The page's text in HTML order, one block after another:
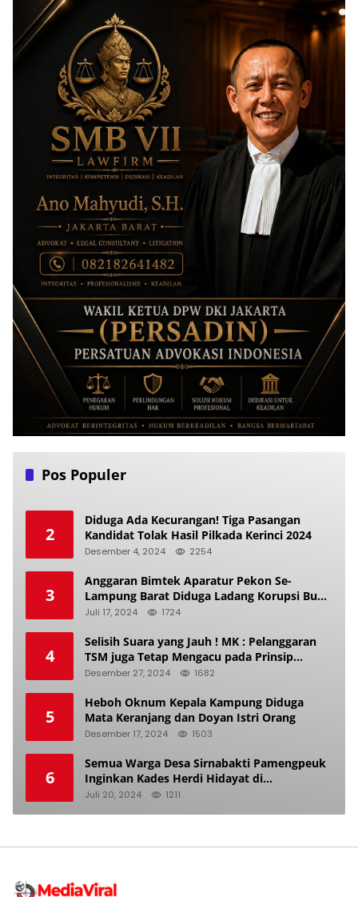
Pos Populer
2
Diduga Ada Kecurangan! Tiga Pasangan
Kandidat Tolak Hasil Pilkada Kerinci 2024
Desember 4, 2024 2254
3
Anggaran Bimtek Aparatur Pekon Se-
Lampung Barat Diduga Ladang Korupsi Buat
Makan Anak Istri
Juli 17, 2024 1724
4
Selisih Suara yang Jauh ! MK : Pelanggaran
TSM juga Tetap Mengacu pada Prinsip
Keadilan Pemilu
Desember 27, 2024 1682
5
Heboh Oknum Kepala Kampung Diduga
Mata Keranjang dan Doyan Istri Orang
Desember 17, 2024 1503
6
Semua Warga Desa Sirnabakti Pamengpeuk
Inginkan Kades Herdi Hidayat di
Berhentikan Dari Jabatan nya
Juli 20, 2024 1211